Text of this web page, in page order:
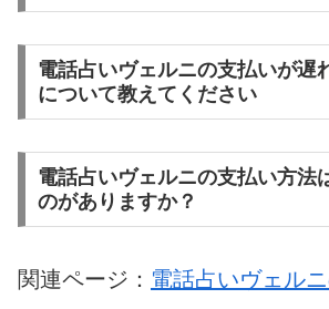
電話占いヴェルニの支払いが遅
について教えてください
電話占いヴェルニの支払い方法
のがありますか？
関連ページ： 電話占いヴェル